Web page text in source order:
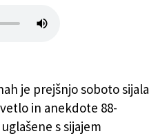
je prejšnjo soboto sijala
in anekdote 88-
s sijajem